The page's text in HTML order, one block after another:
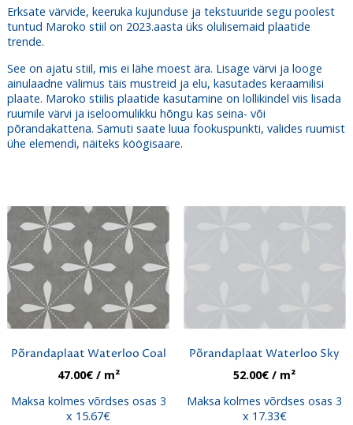
Erksate värvide, keeruka kujunduse ja tekstuuride segu poolest
tuntud Maroko stiil on 2023.aasta üks olulisemaid plaatide
trende.
See on ajatu stiil, mis ei lähe moest ära. Lisage värvi ja looge
ainulaadne välimus täis mustreid ja elu, kasutades keraamilisi
plaate. Maroko stiilis plaatide kasutamine on lollikindel viis lisada
ruumile värvi ja iseloomulikku hõngu kas seina- või
põrandakattena. Samuti saate luua fookuspunkti, valides ruumist
ühe elemendi, näiteks köögisaare.
Põrandaplaat Waterloo Coal
47.00€/ m²
Maksa kolmes võrdses osas 3
x 15.67€
Põrandaplaat Waterloo Sky
52.00€ / m²
Maksa kolmes võrdses osas 3
x 17.33€